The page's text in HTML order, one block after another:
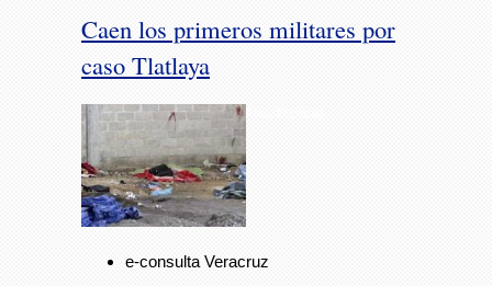
Caen los primeros militares por
caso Tlatlaya
e-consulta Veracruz